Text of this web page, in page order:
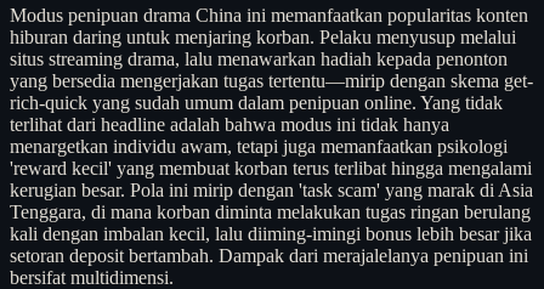
Modus penipuan drama China ini memanfaatkan popularitas konten
hiburan daring untuk menjaring korban. Pelaku menyusup melalui
situs streaming drama, lalu menawarkan hadiah kepada penonton
yang bersedia mengerjakan tugas tertentu—mirip dengan skema get-
rich-quick yang sudah umum dalam penipuan online. Yang tidak
terlihat dari headline adalah bahwa modus ini tidak hanya
menargetkan individu awam, tetapi juga memanfaatkan psikologi
'reward kecil' yang membuat korban terus terlibat hingga mengalami
kerugian besar. Pola ini mirip dengan 'task scam' yang marak di Asia
Tenggara, di mana korban diminta melakukan tugas ringan berulang
kali dengan imbalan kecil, lalu diiming-imingi bonus lebih besar jika
setoran deposit bertambah. Dampak dari merajalelanya penipuan ini
bersifat multidimensi.